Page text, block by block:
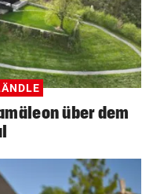
über dem